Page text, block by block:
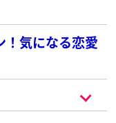
！気になる恋愛